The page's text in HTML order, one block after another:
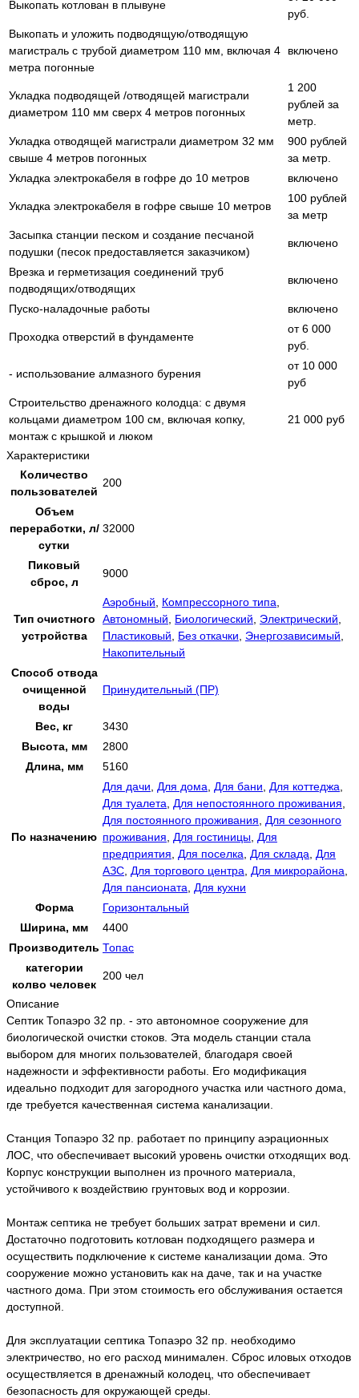
Выкопать котлован в плывуне
руб.
Выкопать и уложить подводящую/отводящую
магистраль с трубой диаметром 110 мм, включая 4
метра погонные
включено
Укладка подводящей /отводящей магистрали
диаметром 110 мм сверх 4 метров погонных
1 200
рублей за
метр.
Укладка отводящей магистрали диаметром 32 мм
свыше 4 метров погонных
900 рублей
за метр.
Укладка электрокабеля в гофре до 10 метров
включено
Укладка электрокабеля в гофре свыше 10 метров
100 рублей
за метр
Засыпка станции песком и создание песчаной
подушки (песок предоставляется заказчиком)
включено
Врезка и герметизация соединений труб
подводящих/отводящих
включено
Пуско-наладочные работы включено
Проходка отверстий в фундаменте
от 6 000
руб.
- использование алмазного бурения
от 10 000
руб
Строительство дренажного колодца: с двумя
кольцами диаметром 100 см, включая копку,
монтаж с крышкой и люком
21 000 руб
Характеристики
Количество
пользователей
200
Объем
переработки, л/
сутки
32000
Пиковый
сброс, л
9000
Тип очистного
устройства
Аэробный Компрессорного типа
Автономный
Биологический Электрический
Пластиковый
Без откачки Энергозависимый
Накопительный
Способ отвода
очищенной
воды
Принудительный (ПР)
Вес, кг
3430
Высота, мм
2800
Длина, мм
5160
По назначению
Для дачи Для дома Для бани Для коттеджа
Для туалета
Для непостоянного проживания
Для постоянного проживания
Для сезонного
проживания
Для гостиницы Для
предприятия
Для поселка Для склада
Для
АЗС Для торгового центра Для микрорайона
Для пансионата
Для кухни
Форма
Горизонтальный
Ширина, мм
4400
Производитель Топас
категории
колво человек
200 чел
Описание
Септик Топаэро 32 пр. - это автономное сооружение для
биологической очистки стоков. Эта модель станции стала
выбором для многих пользователей, благодаря своей
надежности и эффективности работы. Его модификация
идеально подходит для загородного участка или частного дома,
где требуется качественная система канализации.
Станция Топаэро 32 пр. работает по принципу аэрационных
ЛОС, что обеспечивает высокий уровень очистки отходящих вод.
Корпус конструкции выполнен из прочного материала,
устойчивого к воздействию грунтовых вод и коррозии.
Монтаж септика не требует больших затрат времени и сил.
Достаточно подготовить котлован подходящего размера и
осуществить подключение к системе канализации дома. Это
сооружение можно установить как на даче, так и на участке
частного дома. При этом стоимость его обслуживания остается
доступной.
Для эксплуатации септика Топаэро 32 пр. необходимо
электричество, но его расход минимален. Сброс иловых отходов
осуществляется в дренажный колодец, что обеспечивает
безопасность для окружающей среды.